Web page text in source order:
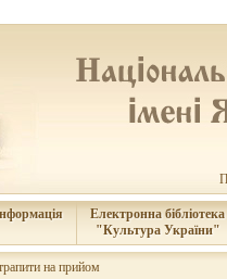
Електронна бібліотека
"Культура України"
на прийом